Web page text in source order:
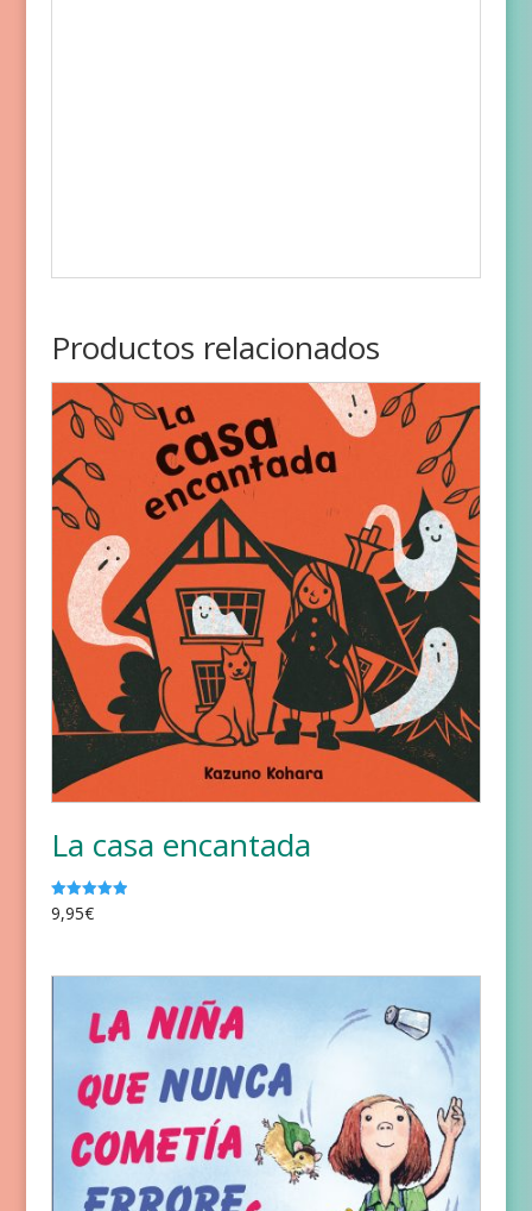
Productos relacionados
La casa encantada
Valorado
con
9,95€